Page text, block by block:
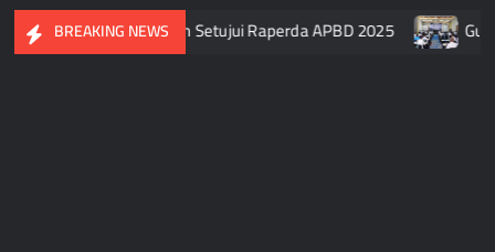
BREAKING NEWS
DPR Papua Tengah Setujui Raperda APBD 2025